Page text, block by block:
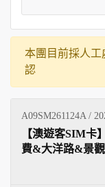
本團目前採人工
認
A09SM261124A /
【澳遊客SIM卡
費&大洋路&景